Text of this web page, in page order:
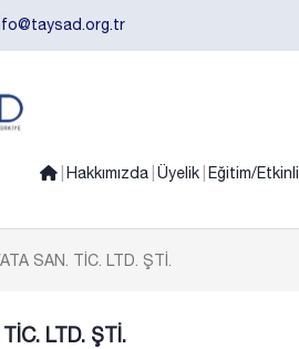
Hakkımızda Üyelik Eğitim/
SAN. TİC. LTD. ŞTİ.
LTD. ŞTİ.